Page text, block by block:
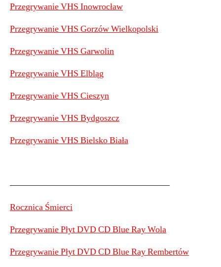
Przegrywanie VHS Inowrocław
Przegrywanie VHS Gorzów Wielkopolski
Przegrywanie VHS Garwolin
Przegrywanie VHS Elbląg
Przegrywanie VHS Cieszyn
Przegrywanie VHS Bydgoszcz
Przegrywanie VHS Bielsko Biała
——————————————————
Rocznica Śmierci
Przegrywanie Płyt DVD CD Blue Ray Wola
Przegrywanie Płyt DVD CD Blue Ray Rembertów